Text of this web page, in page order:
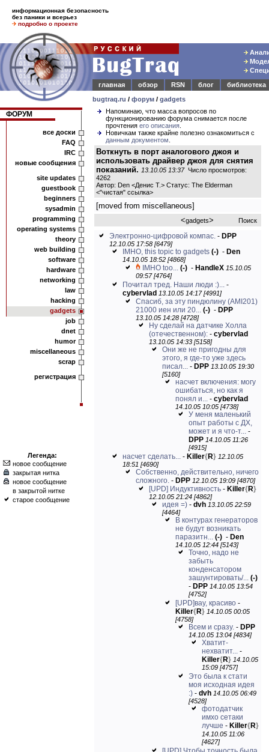
информационная безопасность
без паники и всерьез
подробно о проекте
главная
обзор RSN блог
библиотека
bugtraq.ru / форум / gadgets
ФОРУМ
все доски
FAQ
IRC
новые сообщения
site updates
guestbook
beginners
sysadmin
programming
operating systems
theory
web building
software
hardware
networking
law
hacking
gadgets
job
dnet
humor
miscellaneous
scrap
регистрация
Легенда:
новое сообщение
закрытая нитка
новое сообщение
в закрытой нитке
старое сообщение
Напоминаю, что масса вопросов по
функционированию форума снимается после
прочтения его описания
Новичкам также крайне полезно ознакомиться с
данным документом
Воткнуть в порт аналогового джоя и
использовать драйвер джоя для снятия
показаний. 13.10.05 13:37Число просмотров:
4262
Автор: Den <Денис Т.> Статус: The Elderman
<"чистая" ссылка>
[moved from miscellaneous]
<gadgets> Поиск
Электронно-цифровой компас. - DPP
12.10.05 17:58 [6479]
IMHO, this topic to gadgets (-) - Den
14.10.05 18:52 [4868]
IMHO too... (-) - HandleX 15.10.05
09:57 [4764]
Почитал тред. Наши люди :)... -
cybervlad 13.10.05 14:17 [4991]
Спасиб, за эту пиндюлину (AMI201)
21000 иен или 20... (-) - DPP
13.10.05 14:28 [4728]
Ну сделай на датчике Холла
(отечественном): - cybervlad
13.10.05 14:33 [5158]
Они же не пригодны для
этого, я где-то уже здесь
писал... - DPP 13.10.05 19:30
[5160]
насчет включения: могу
ошибаться, но как я
понял и... - cybervlad
14.10.05 10:05 [4738]
У меня маленький
опыт работы с ДХ,
может и я что-т... -
DPP 14.10.05 11:26
[4915]
насчет сделать... - Killer{R} 12.10.05
18:51 [4690]
Собственно, действительно, ничего
сложного. - DPP 12.10.05 19:09 [4870]
[UPD] Индуктивность - Killer{R}
12.10.05 21:24 [4862]
идея =) - dvh 13.10.05 22:59
[4464]
В контурах генераторов
не будут возникать
паразитн... (-) - Den
14.10.05 12:44 [5143]
Точно, надо не
забыть
конденсатором
зашунтировать/... (-)
- DPP 14.10.05 13:54
[4752]
[UPD]вау, красиво -
Killer{R} 14.10.05 00:05
[4758]
Всем и сразу. - DPP
14.10.05 13:04 [4834]
Хватит-
нехватит... -
Killer{R} 14.10.05
15:09 [4757]
Это была к стати
моя исходная идея
:) - dvh 14.10.05 06:49
[4528]
фотодатчик
имхо сетаки
лучше - Killer{R}
14.10.05 11:06
[4627]